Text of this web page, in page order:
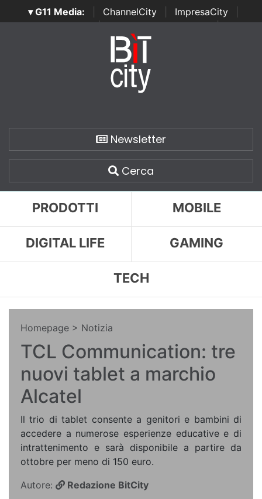
▾ G11 Media: ChannelCity ImpresaCity
SecurityOpenLab | Italian Channel Awards | Italian
Italian Security Awards
Newsletter
Cerca
PRODOTTI MOBILE
DIGITAL LIFE GAMING
TECH
Homepage > Notizia
TCL Communication: tre
nuovi tablet a marchio
Alcatel
Il trio di tablet consente a genitori e bambini di
accedere a numerose esperienze educative e di
intrattenimento e sarà disponibile a partire da
ottobre per meno di 150 euro.
Autore:
Redazione BitCity